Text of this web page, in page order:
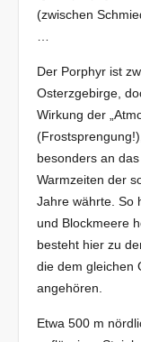
(zwischen
Der Porphyr ist
Osterzgebirge,
Wirkung der
besonders an
Warmzeiten der
Jahre währte. So
und Blockmeere
besteht hier zu
die dem gleichen
angehören.
Etwa 500 m